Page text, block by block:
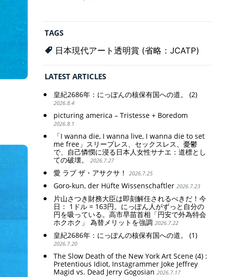
registration system. Reinforcement of
TAGS
日本現代アート透明賞 (省略：JCATP)
LATEST ARTICLES
皇紀2686年：にっぽんの核保有国への道。 (2)
2026.8.4
picturing america – Tristesse + Boredom
2026.8.1
「I wanna die, I wanna live, I wanna die to set
me free」スリープレス、セックスレス、憂鬱
で、自己憐憫に浸る日本人女性サナエ：道標とし
ての破壊。
2026.7.27
愛 ラブ ザ・アサクサ！ 2026.7.25
Goro-kun, der Hüfte Wissenschaftler 2026.7.23
片山さつき財務大臣は即刻解任されるべきだ！今
日： 1ドル = 163円。にっぽん人がずっと自分の
円を吸っている。高市早苗首相「円安で外為特会
ホクホク」 為替メリットを強調 2026.7.22
皇紀2686年：にっぽんの核保有国への道。 (1)
2026.7.20
The Slow Death of the New York Art Scene (4) :
Pretentious Idiot, Instagrammer Joke Jeffrey
Magid vs. Dead Jerry Gogosian 2026.7.17